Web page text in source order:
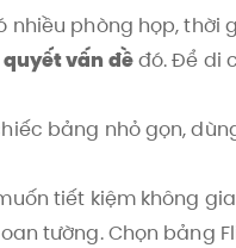
nhiều phòng họp,
vấn đềđó. Để di
bảng nhỏ gọn,
tiết kiệm không
tường. Chọn bảng